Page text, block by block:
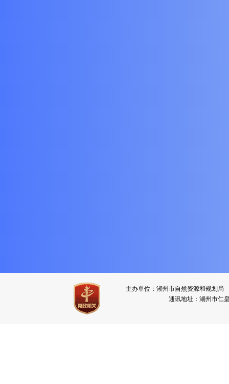
主办单位：湖州市自然资源和规划
通讯地址：湖州市仁